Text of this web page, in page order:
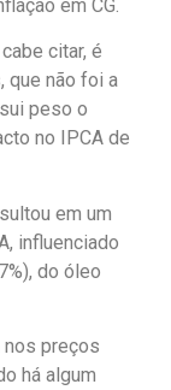
em CG.
citar, é
que não foi a
peso o
no IPCA de
em um
influenciado
do óleo
nos preços
há algum